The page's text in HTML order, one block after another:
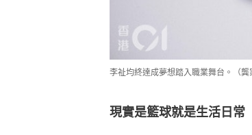
李祉均終達成夢想踏入職業舞台。（龔
現實是籃球就是生活日常